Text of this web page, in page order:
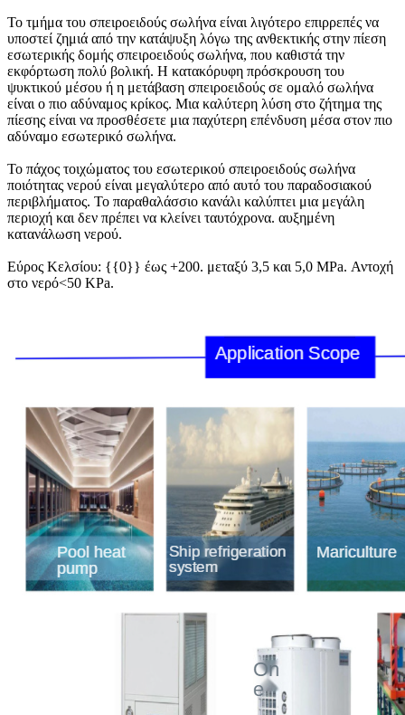
Το τμήμα του σπειροειδούς σωλήνα είναι λιγότερο επιρρεπές να
υποστεί ζημιά από την κατάψυξη λόγω της ανθεκτικής στην πίεση
εσωτερικής δομής σπειροειδούς σωλήνα, που καθιστά την
εκφόρτωση πολύ βολική. Η κατακόρυφη πρόσκρουση του
ψυκτικού μέσου ή η μετάβαση σπειροειδούς σε ομαλό σωλήνα
είναι ο πιο αδύναμος κρίκος. Μια καλύτερη λύση στο ζήτημα της
πίεσης είναι να προσθέσετε μια παχύτερη επένδυση μέσα στον πιο
αδύναμο εσωτερικό σωλήνα.
Το πάχος τοιχώματος του εσωτερικού σπειροειδούς σωλήνα
ποιότητας νερού είναι μεγαλύτερο από αυτό του παραδοσιακού
περιβλήματος. Το παραθαλάσσιο κανάλι καλύπτει μια μεγάλη
περιοχή και δεν πρέπει να κλείνει ταυτόχρονα. αυξημένη
κατανάλωση νερού.
Εύρος Κελσίου: {{0}} έως +200. μεταξύ 3,5 και 5,0 MPa. Αντοχή
στο νερό<50 KPa.